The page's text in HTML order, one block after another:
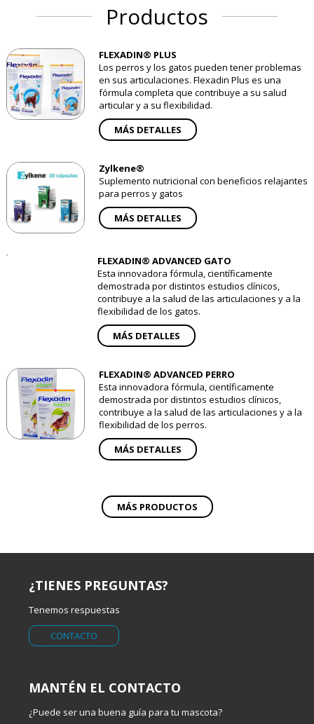
Productos
FLEXADIN® PLUS
Los perros y los gatos pueden tener problemas
en sus articulaciones. Flexadin Plus es una
fórmula completa que contribuye a su salud
articular y a su flexibilidad.
MÁS DETALLES
Zylkene®
Suplemento nutricional con beneficios relajantes
para perros y gatos
MÁS DETALLES
FLEXADIN® ADVANCED GATO
Esta innovadora fórmula, científicamente
demostrada por distintos estudios clínicos,
contribuye a la salud de las articulaciones y a la
flexibilidad de los gatos.
MÁS DETALLES
FLEXADIN® ADVANCED PERRO
Esta innovadora fórmula, científicamente
demostrada por distintos estudios clínicos,
contribuye a la salud de las articulaciones y a la
flexibilidad de los perros.
MÁS DETALLES
MÁS PRODUCTOS
¿TIENES PREGUNTAS?
Tenemos respuestas
CONTACTO
MANTÉN EL CONTACTO
¿Puede ser una buena guía para tu mascota?